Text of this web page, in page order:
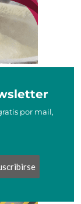
por mail,